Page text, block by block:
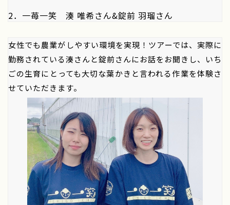
2．一苺一笑 湊 唯希さん&錠前 羽瑠さん
女性でも農業がしやすい環境を実現！ツアーでは、実際に
勤務されている湊さんと錠前さんにお話をお聞きし、いち
ごの生育にとっても大切な葉かきと言われる作業を体験さ
せていただきます。